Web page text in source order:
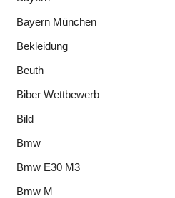
Bayern München
Bekleidung
Beuth
Biber Wettbewerb
Bild
Bmw
Bmw E30 M3
Bmw M